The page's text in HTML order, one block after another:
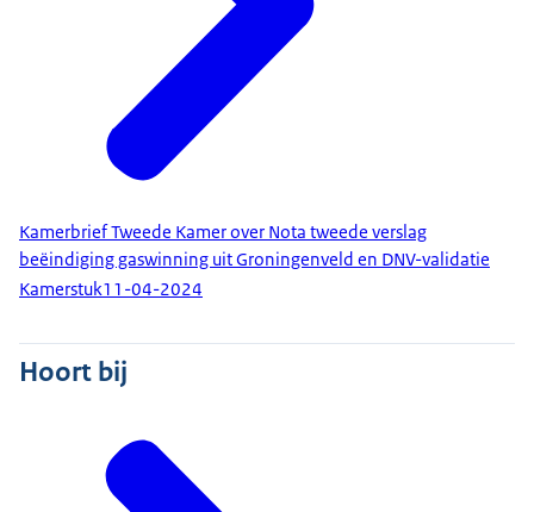
Kamerbrief Tweede Kamer over Nota tweede verslag
beëindiging gaswinning uit Groningenveld en DNV-validatie
Kamerstuk11-04-2024
Hoort bij